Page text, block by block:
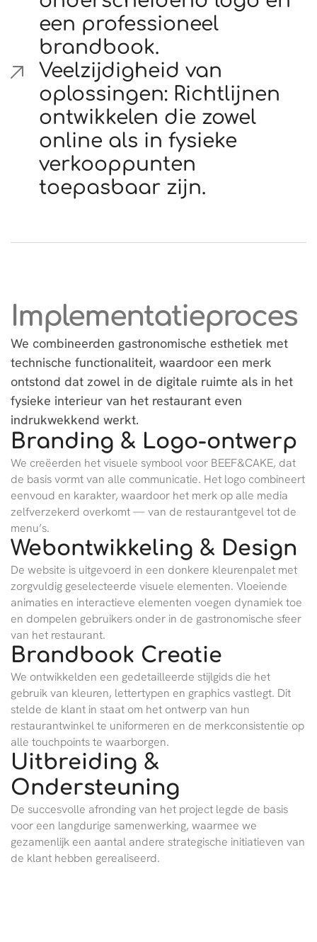
een professioneel
brandbook.
Veelzijdigheid van
oplossingen: Richtlijnen
ontwikkelen die zowel
online als in fysieke
verkooppunten
toepasbaar zijn.
Implementatieproces
We combineerden gastronomische esthetiek met
technische functionaliteit, waardoor een merk
ontstond dat zowel in de digitale ruimte als in het
fysieke interieur van het restaurant even
indrukwekkend werkt.
Branding & Logo-ontwerp
We creëerden het visuele symbool voor BEEF&CAKE, dat
de basis vormt van alle communicatie. Het logo combineert
eenvoud en karakter, waardoor het merk op alle media
zelfverzekerd overkomt — van de restaurantgevel tot de
menu’s.
Webontwikkeling & Design
De website is uitgevoerd in een donkere kleurenpalet met
zorgvuldig geselecteerde visuele elementen. Vloeiende
animaties en interactieve elementen voegen dynamiek toe
en dompelen gebruikers onder in de gastronomische sfeer
van het restaurant.
Brandbook Creatie
We ontwikkelden een gedetailleerde stijlgids die het
gebruik van kleuren, lettertypen en graphics vastlegt. Dit
stelde de klant in staat om het ontwerp van hun
restaurantwinkel te uniformeren en de merkconsistentie op
alle touchpoints te waarborgen.
Uitbreiding &
Ondersteuning
De succesvolle afronding van het project legde de basis
voor een langdurige samenwerking, waarmee we
gezamenlijk een aantal andere strategische initiatieven van
de klant hebben gerealiseerd.